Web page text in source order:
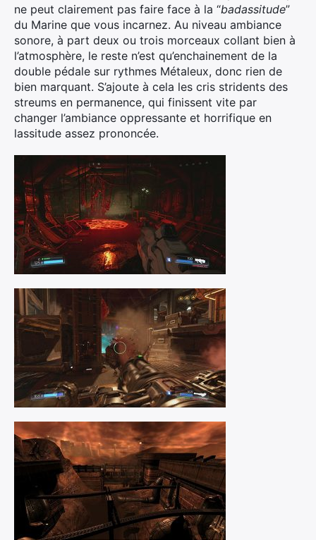
ne peut clairement pas faire face à la “badassitude”
du Marine que vous incarnez. Au niveau ambiance
sonore, à part deux ou trois morceaux collant bien à
l’atmosphère, le reste n’est qu’enchainement de la
double pédale sur rythmes Métaleux, donc rien de
bien marquant. S’ajoute à cela les cris stridents des
streums en permanence, qui finissent vite par
changer l’ambiance oppressante et horrifique en
lassitude assez prononcée.